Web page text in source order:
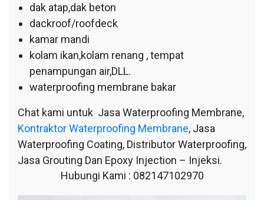
dak atap,dak beton
dackroof/roofdeck
kamar mandi
kolam ikan,kolam renang , tempat
penampungan air,DLL.
waterproofing membrane bakar
Chat kami untuk Jasa Waterproofing Membrane,
Kontraktor Waterproofing Membrane, Jasa
Waterproofing Coating, Distributor Waterproofing,
Jasa Grouting Dan Epoxy Injection – Injeksi.
Hubungi Kami : 082147102970